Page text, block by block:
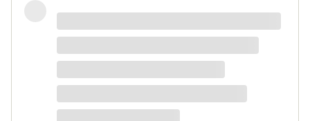
Zamówiłem taśmy LED COB do
oświetlenia kuchni i jestem
zachwycony efektem – światło jest
punktów, a kolory wyglądają bardzo
naturalnie. Obsługa sklepu pomogła